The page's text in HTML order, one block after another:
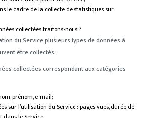
le cadre de la collecte de statistiques sur
collectées traitons-nous ?
du Service plusieurs types de données à
être collectés.
collectées correspondant aux catégories
prénom, e-mail;
sur l’utilisation du Service : pages vues, durée de